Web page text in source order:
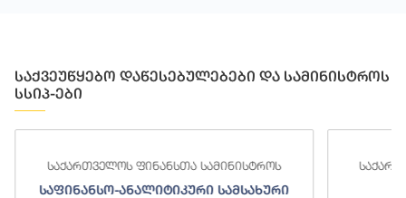
საქვეუწყებო დაწესებულებები და სამინისტროს
სსიპ-ები
საქართველოს ფინანსთა სამინისტროს
საფინანსო-ანალიტიკური სამსახური